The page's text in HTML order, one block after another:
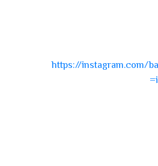
https://instagram.com/